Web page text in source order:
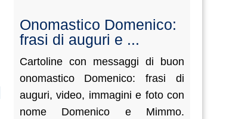
Onomastico Domenico:
frasi di auguri e ...
Cartoline con messaggi di buon
onomastico Domenico: frasi di
auguri, video, immagini e foto con
nome Domenico e Mimmo.